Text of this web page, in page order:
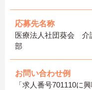
応募先名称
医療法人社団葵会 介
部
お問い合わせ例
「求人番号701110に